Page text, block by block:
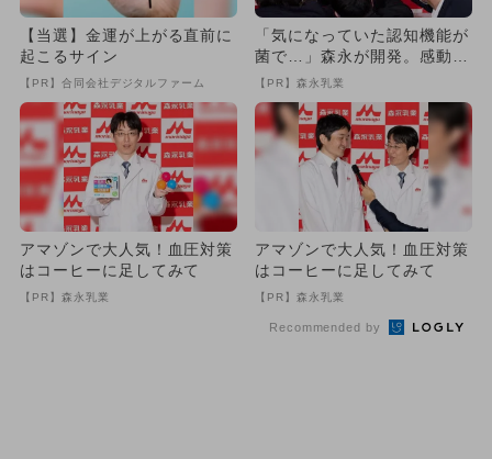
【当選】金運が上がる直前に
起こるサイン
【PR】合同会社デジタルファーム
「気になっていた認知機能が
菌で…」森永が開発。感動の
70代続出
【PR】森永乳業
アマゾンで大人気！血圧対策
はコーヒーに足してみて
【PR】森永乳業
アマゾンで大人気！血圧対策
はコーヒーに足してみて
【PR】森永乳業
Recommended by